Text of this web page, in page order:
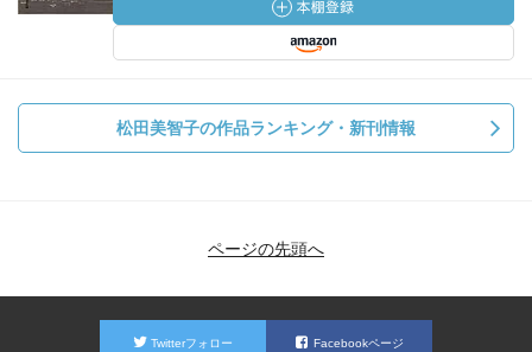
松田美智子の作品ランキング・新刊情報
ページの先頭へ
Twitterフォロー Facebookページ